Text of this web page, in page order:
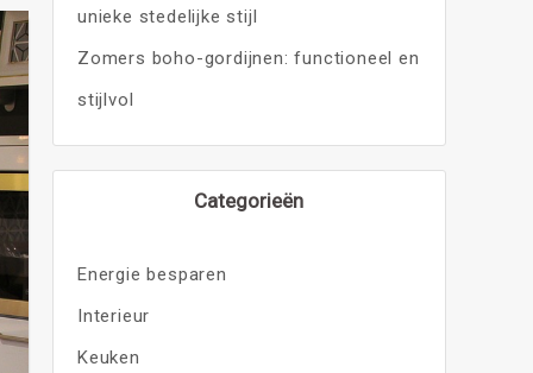
unieke stedelijke stijl
Zomers boho-gordijnen: functioneel en
stijlvol
Categorieën
Energie besparen
Interieur
Keuken